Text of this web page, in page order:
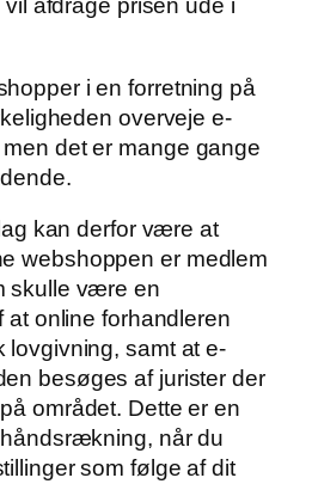
afdrage prisen ude i
i en forretning på
overveje e-
det er mange gange
kan derfor være at
webshoppen er medlem
skulle være en
at online forhandleren
lovgivning, samt at e-
besøges af jurister der
området. Dette er en
når du
som følge af dit